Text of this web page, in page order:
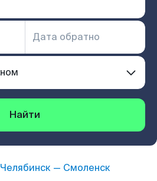
Найти
Челябинск — Смоленск